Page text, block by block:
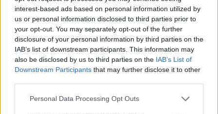
interest-based ads based on personal information utilized by
us or personal information disclosed to third parties prior to
your opt-out. You may separately opt-out of the further
disclosure of your personal information by third parties on the
IAB’s list of downstream participants. This information may
also be disclosed by us to third parties on the IAB’s List of
Downstream Participants that may further disclose it to other
Personal Data Processing Opt Outs
keskittynyt Baywatch,
Info
Tietoa meistä
Yhteistyössä
Kesä!